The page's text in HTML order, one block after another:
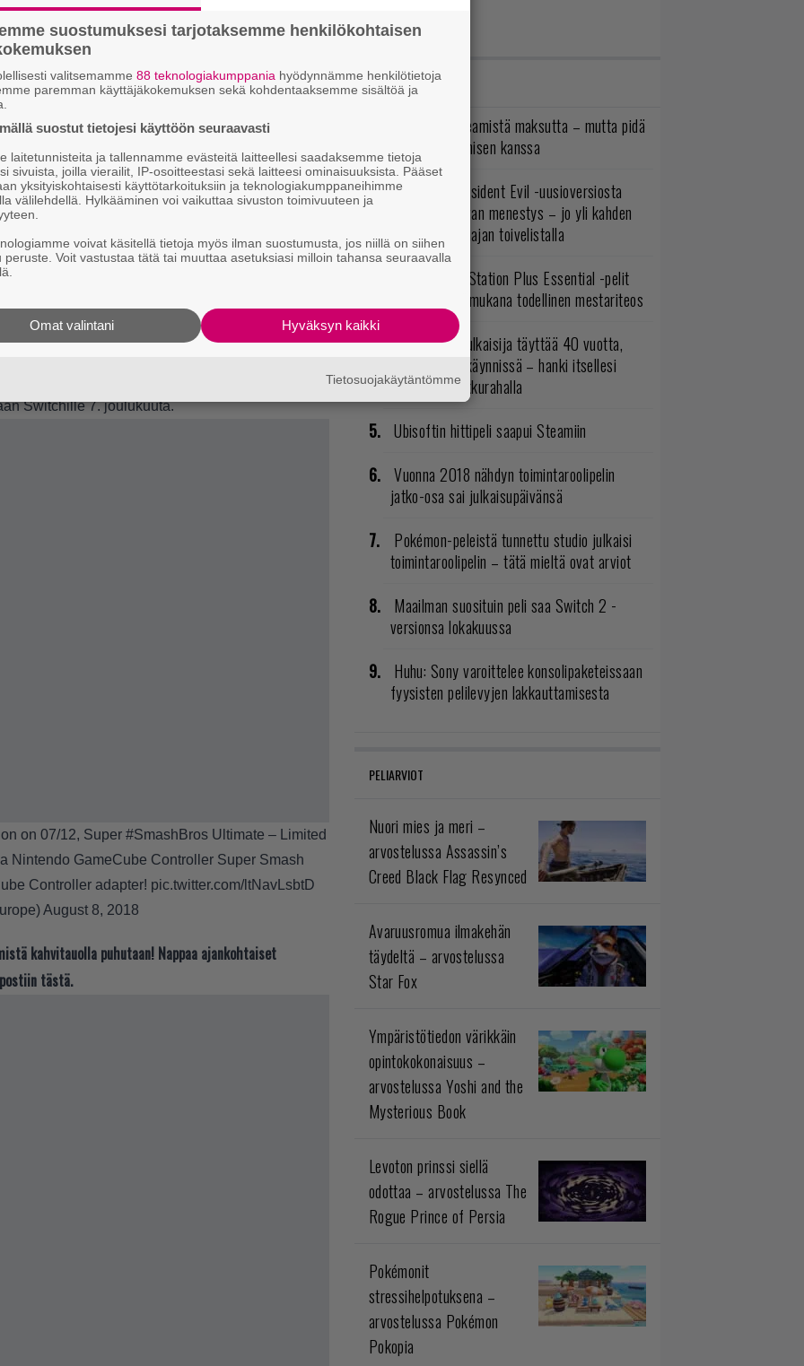
Smash Bros. Ultimate
-teemainen Switch-paketti,
ja kapulan kylkiäiseksi sopivan adapterin.
voi katsella Nintendon Youtube-kanavalta,
Switchille 7. joulukuuta.
on 07/12, Super #SmashBros Ultimate – Limited
Nintendo GameCube Controller Super Smash
Controller adapter! pic.twitter.com/ltNavLsbtD
August 8, 2018
kahvitauolla puhutaan! Nappaa ajankohtaiset
tästä.
LUETUIMMAT JUTUT
Loistopeli Steamistä maksutta – mutta pidä
kiirettä lataamisen kanssa
Tulevasta Resident Evil -uusioversiosta
näyttäisi tulevan menestys – jo yli kahden
miljoonan pelaajan toivelistalla
Elokuun PlayStation Plus Essential -pelit
ilmestyivät – mukana todellinen mestariteos
Rakastettu julkaisija täyttää 40 vuotta,
valtavat alet käynnissä – hanki itsellesi
klassikoita pikkurahalla
Ubisoftin hittipeli saapui Steamiin
Vuonna 2018 nähdyn toimintaroolipelin
jatko-osa sai julkaisupäivänsä
Pokémon-peleistä tunnettu studio julkaisi
toimintaroolipelin – tätä mieltä ovat arviot
Maailman suosituin peli saa Switch 2 -
versionsa lokakuussa
Huhu: Sony varoittelee konsolipaketeissaan
fyysisten pelilevyjen lakkauttamisesta
PELIARVIOT
Nuori mies ja meri –
arvostelussa Assassin’s
Creed Black Flag Resynced
Avaruusromua ilmakehän
täydeltä – arvostelussa
Star Fox
Ympäristötiedon värikkäin
opintokokonaisuus –
arvostelussa Yoshi and the
Mysterious Book
Levoton prinssi siellä
odottaa – arvostelussa The
Rogue Prince of Persia
Pokémonit
stressihelpotuksena –
arvostelussa Pokémon
Pokopia
suostumuksesi tarjotaksemme henkilökohtaisen
valitsemamme 88 teknologiakumppania hyödynnämme henkilötietoja
paremman käyttäjäkokemuksen sekä kohdentaaksemme sisältöä ja
suostut tietojesi käyttöön seuraavasti
laitetunnisteita ja tallennamme evästeitä laitteellesi saadaksemme tietoja
sivuista, joilla vierailit, IP-osoitteestasi sekä laitteesi ominaisuuksista. Pääset
yksityiskohtaisesti käyttötarkoituksiin ja teknologiakumppaneihimme
välilehdellä. Hylkääminen voi vaikuttaa sivuston toimivuuteen ja
voivat käsitellä tietoja myös ilman suostumusta, jos niillä on siihen
peruste. Voit vastustaa tätä tai muuttaa asetuksiasi milloin tahansa seuraavalla
Hyväksyn kaikki
Omat valintani
Tietosuojakäytäntömme